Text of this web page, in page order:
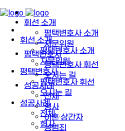
휘선 소개
평택변호사 소개
자문위원
평택변호사
평택변호사 휘선
오시는 길
성공사례
전체
형사
휘선 소개
평택변호사 소개
자문위원
평택변호사
평택변호사 휘선
오시는 길
성공사례
전체
형사
이혼·상간자
성범죄